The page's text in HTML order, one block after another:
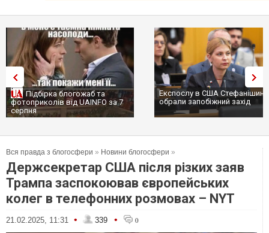
Підбірка блогожаб та
фотоприколів від UAINFO за 7
серпня
Експослу в США Стефанішиній
обрали запобіжний захід
Вся правда з блогосфери » Новини блогосфери »
Держсекретар США після різких заяв
Трампа заспокоював європейських
колег в телефонних розмовах – NYT
21.02.2025, 11:31 • 339 • 0